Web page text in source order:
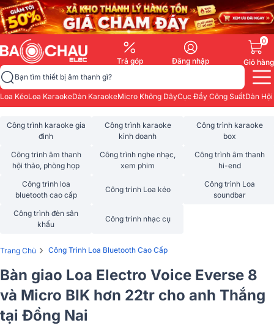
Trả góp Đăng nhập
0
Giỏ hàng
Bạn tìm thiết bị âm thanh gì?
Loa KéoLoa KaraokeDàn KaraokeMicro Không DâyCục Đẩy Công SuấtDàn
Công trình karaoke gia
đình
Công trình karaoke
kinh doanh
Công trình karaoke
box
Công trình âm thanh
hội thảo, phòng họp
Công trình nghe nhạc,
xem phim
Công trình âm thanh
hi-end
Công trình loa
bluetooth cao cấp
Công trình Loa kéo
Công trình Loa
soundbar
Công trình đèn sân
khấu
Công trình nhạc cụ
Trang Chủ › Công Trình Loa Bluetooth Cao Cấp
Bàn giao Loa Electro Voice Everse 8
và Micro BIK hơn 22tr cho anh Thắng
tại Đồng Nai